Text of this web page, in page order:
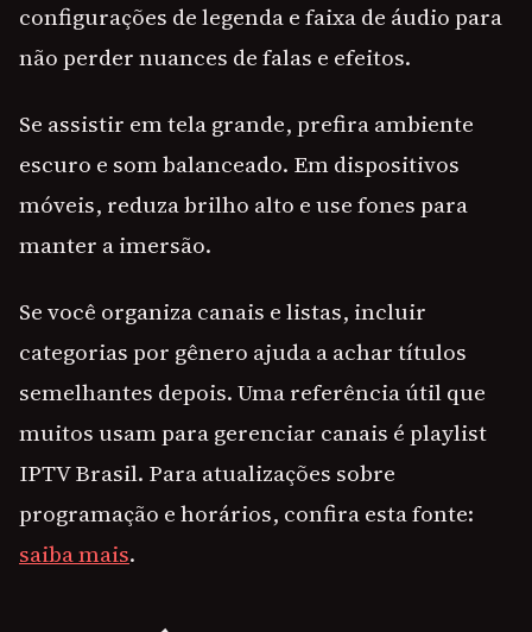
configurações de legenda e faixa de áudio para
não perder nuances de falas e efeitos.
Se assistir em tela grande, prefira ambiente
escuro e som balanceado. Em dispositivos
móveis, reduza brilho alto e use fones para
manter a imersão.
Se você organiza canais e listas, incluir
categorias por gênero ajuda a achar títulos
semelhantes depois. Uma referência útil que
muitos usam para gerenciar canais é playlist
IPTV Brasil. Para atualizações sobre
programação e horários, confira esta fonte:
saiba mais.